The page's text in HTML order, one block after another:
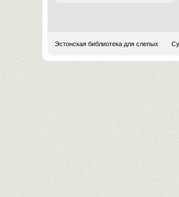
Эстонская библиотека для слепых